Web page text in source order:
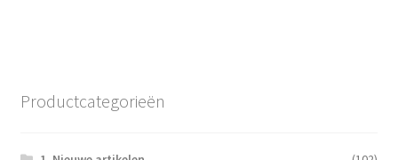
Productcategorieën